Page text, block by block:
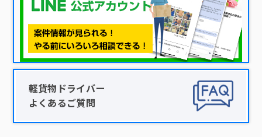
軽貨物ドライバー
よくあるご質問